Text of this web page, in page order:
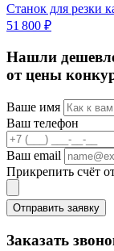
Станок для резки
51 800 ₽
Нашли
от цены
Ваше имя
Ваш телефон
Ваш email
Прикрепить счёт
Отправить заявку
Заказать